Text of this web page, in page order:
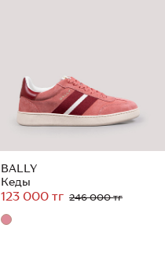
BALLY
Кеды
123 000 тг 246 000 тг